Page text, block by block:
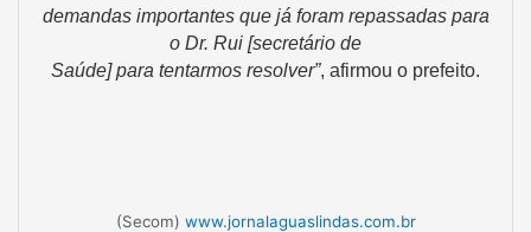
demandas importantes que já foram repassadas para
o Dr. Rui [secretário de
Saúde] para tentarmos resolver”, afirmou o prefeito.
(Secom) www.jornalaguaslindas.com.br